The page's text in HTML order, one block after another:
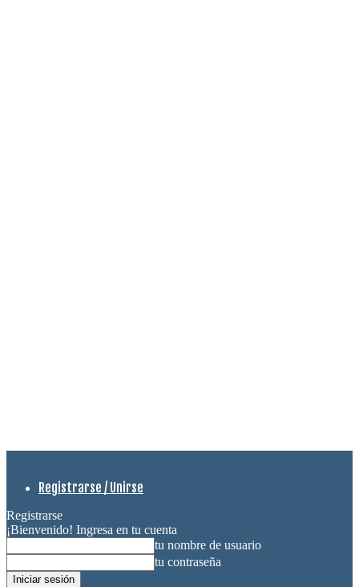
Registrarse / Unirse
Registrarse
¡Bienvenido! Ingresa en tu cuenta
tu nombre de usuario
tu contraseña